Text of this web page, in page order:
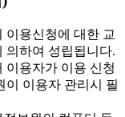
용신청에 대한 교
의하여 성립됩니다.
용자가 이용 신청
이 이용자 관리시 필